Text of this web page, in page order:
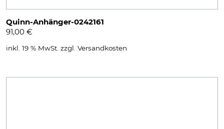
Quinn-Anhänger-0242161
91,00 €
inkl. 19 % MwSt. zzgl. Versandkosten